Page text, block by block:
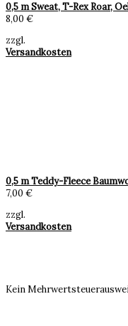
0,5 m Sweat, T-Rex Roar,
8,00 €
zzgl.
Versandkosten
0,5 m Teddy-Fleece
7,00 €
zzgl.
Versandkosten
Kein